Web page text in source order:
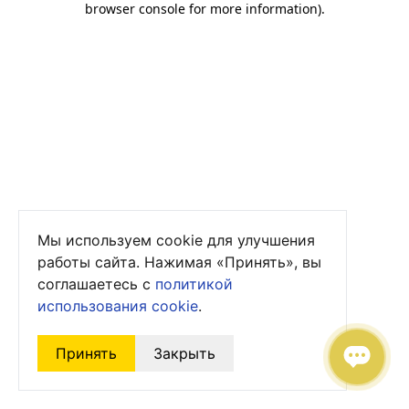
browser console for more information).
Мы используем cookie для улучшения
работы сайта. Нажимая «Принять», вы
соглашаетесь с политикой
использования cookie.
Принять Закрыть